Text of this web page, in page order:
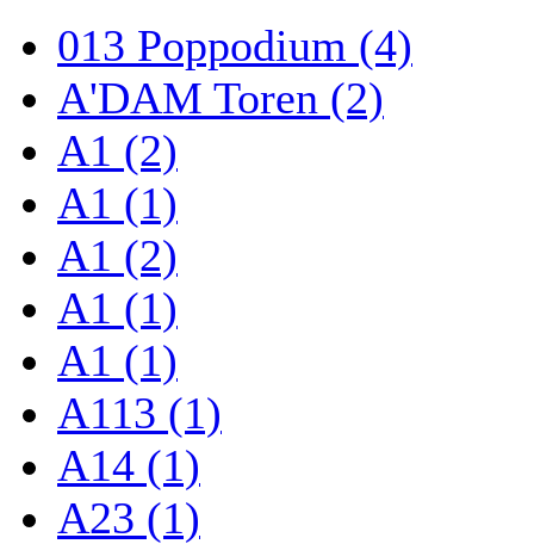
013 Poppodium (4)
A'DAM Toren (2)
A1 (2)
A1 (1)
A1 (2)
A1 (1)
A1 (1)
A113 (1)
A14 (1)
A23 (1)